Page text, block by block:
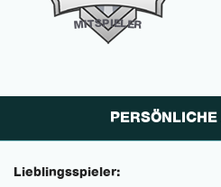
MITSPIELER
PERSÖNLICHE
Lieblingsspieler: